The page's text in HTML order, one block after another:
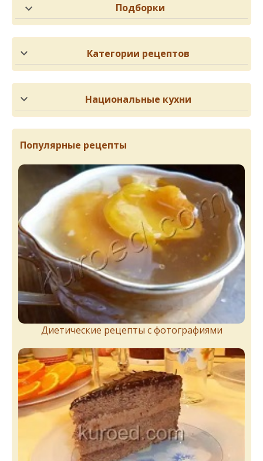
Подборки
Категории рецептов
Национальные кухни
Популярные рецепты
Диетические рецепты с фотографиями